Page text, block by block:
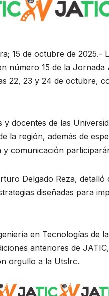
15 de octubre de 2025.-
número 15 de la
22, 23 y 24 de octubre,
docentes de las
la región, además de
comunicación
Delgado Reza,
diseñadas para
en Tecnologías de
anteriores de
orgullo a la Utslrc.